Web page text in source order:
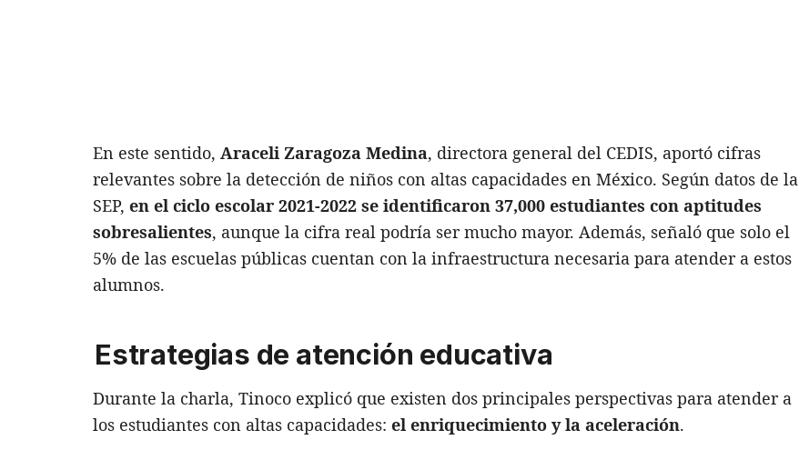
En este sentido, Araceli Zaragoza Medina, directora general del CEDIS, aportó cifras
relevantes sobre la detección de niños con altas capacidades en México. Según datos de la
SEP, en el ciclo escolar 2021-2022 se identificaron 37,000 estudiantes con aptitudes
sobresalientes, aunque la cifra real podría ser mucho mayor. Además, señaló que solo el
5% de las escuelas públicas cuentan con la infraestructura necesaria para atender a estos
alumnos.
Estrategias de atención educativa
Durante la charla, Tinoco explicó que existen dos principales perspectivas para atender a
los estudiantes con altas capacidades: el enriquecimiento y la aceleración.